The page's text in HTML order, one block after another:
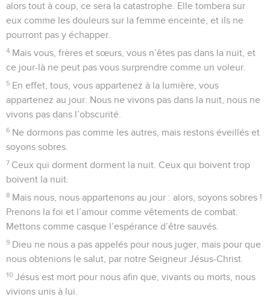
alors tout à coup, ce sera la catastrophe. Elle tombera sur
eux comme les douleurs sur la femme enceinte, et ils ne
pourront pas y échapper.
4 Mais vous, frères et sœurs, vous n’êtes pas dans la nuit, et
ce jour-là ne peut pas vous surprendre comme un voleur.
5 En effet, tous, vous appartenez à la lumière, vous
appartenez au jour. Nous ne vivons pas dans la nuit, nous ne
vivons pas dans l’obscurité.
6 Ne dormons pas comme les autres, mais restons éveillés et
soyons sobres.
7 Ceux qui dorment dorment la nuit. Ceux qui boivent trop
boivent la nuit.
8 Mais nous, nous appartenons au jour : alors, soyons sobres !
Prenons la foi et l’amour comme vêtements de combat.
Mettons comme casque l’espérance d’être sauvés.
9 Dieu ne nous a pas appelés pour nous juger, mais pour que
nous obtenions le salut, par notre Seigneur Jésus-Christ.
10 Jésus est mort pour nous afin que, vivants ou morts, nous
vivions unis à lui.